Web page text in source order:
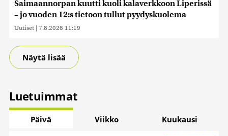
tietoja muihin tietoihin, joita olet antanut heille tai joita on
kerätty, kun olet käyttänyt heidän palvelujaan. Tietoja
Saimaannorpan kuutti kuoli kalaverkkoon Liperissä
– jo vuoden 12:s tietoon tullut pyydyskuolema
Uutiset | 7.8.2026 11:19
Näytä lisää
Luetuimmat
Päivä Viikko Kuukausi